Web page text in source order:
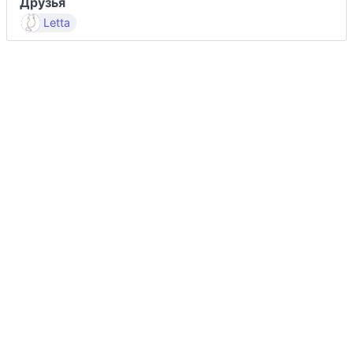
Letta